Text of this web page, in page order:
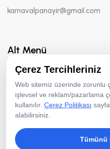
karnavalpanayir@gmail.com
Alt Menü
Hakkımızda
Hizmetler
Fotoğraf Aktiviteleri
Ekipman Kiralama
Çerez Tercihleriniz
Web sitemiz üzerinde zorunlu
işlevsel ve reklam/pazarlama
kullanılır. Çerez Politikası
alabilirsiniz.
Tümünü